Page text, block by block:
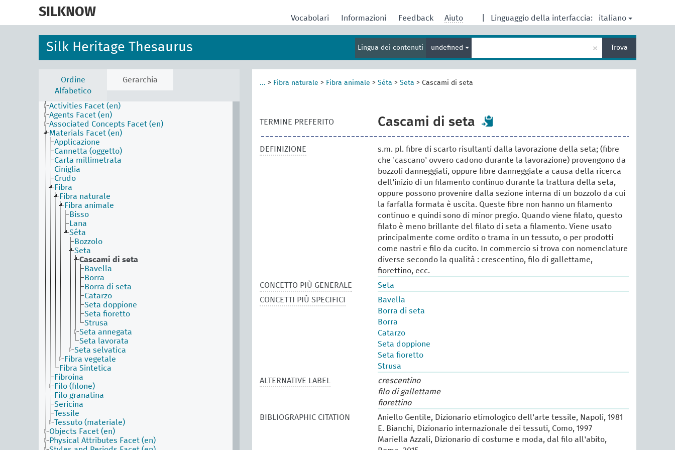
SILKNOW Linguaggio della interfaccia: italiano
Vocabolari Informazioni Feedback Aiuto
Silk Heritage Thesaurus Lingua dei contenuti undefined
termine
per
la
× Trova
Ordine
Alfabetico
Gerarchia
Activities Facet (en)
Agents Facet (en)
Associated Concepts Facet (en)
Materials Facet (en)
Applicazione
Cannetta (oggetto)
Carta millimetrata
Ciniglia
Crudo
Fibra
Fibra naturale
Fibra animale
Bisso
Lana
Séta
Bozzolo
Seta
Cascami di seta
Bavella
Borra
Borra di seta
Catarzo
Seta doppione
Seta fioretto
Strusa
Seta annegata
Seta lavorata
Seta selvatica
Fibra vegetale
Fibra Sintetica
Fibroina
Filo (filone)
Filo granatina
Sericina
Tessile
Tessuto (materiale)
Objects Facet (en)
Physical Attributes Facet (en)
... > Fibra naturale > Fibra animale > Séta > Seta > Cascami di seta
TERMINE PREFERITO Cascami di seta
DEFINIZIONE
s.m. pl. fibre di scarto risultanti dalla lavorazione della seta; (fibre
che 'cascano' ovvero cadono durante la lavorazione) provengono da
bozzoli danneggiati, oppure fibre danneggiate a causa della ricerca
dell'inizio di un filamento continuo durante la trattura della seta,
oppure possono provenire dalla sezione interna di un bozzolo da cui
la farfalla formata è uscita. Queste fibre non hanno un filamento
continuo e quindi sono di minor pregio. Quando viene filato, questo
filato è meno brillante del filato di seta a filamento. Viene usato
principalmente come ordito o trama in un tessuto, o per prodotti
come nastri e filo da cucito. In commercio si trova con nomenclature
diverse secondo la qualità : crescentino, filo di gallettame,
fiorettino, ecc.
CONCETTO PIÙ GENERALE
Seta
CONCETTI PIÙ SPECIFICI
Bavella
Borra di seta
Borra
Catarzo
Seta doppione
Seta fioretto
Strusa
ALTERNATIVE LABEL
crescentino
filo di gallettame
fiorettino
BIBLIOGRAPHIC CITATION
Aniello Gentile, Dizionario etimologico dell'arte tessile, Napoli, 1981
E. Bianchi, Dizionario internazionale dei tessuti, Como, 1997
Mariella Azzali, Dizionario di costume e moda, dal filo all'abito,